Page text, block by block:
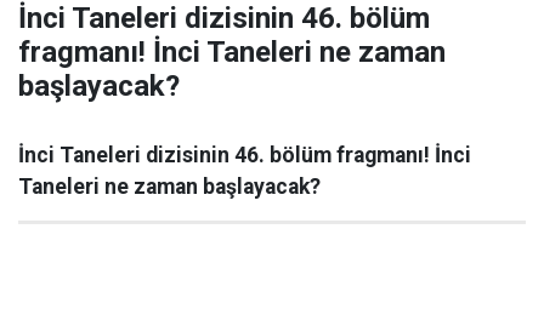
İnci Taneleri dizisinin 46. bölüm
fragmanı! İnci Taneleri ne zaman
başlayacak?
İnci Taneleri dizisinin 46. bölüm fragmanı! İnci
Taneleri ne zaman başlayacak?